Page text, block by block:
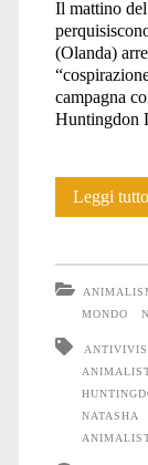
Il mattino
(Olanda)
campagna
Huntingdon
Leggi tutto
MONDO
NATASHA